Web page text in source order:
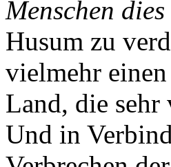
Menschen
Husum zu
vielmehr
Land, die
Und in